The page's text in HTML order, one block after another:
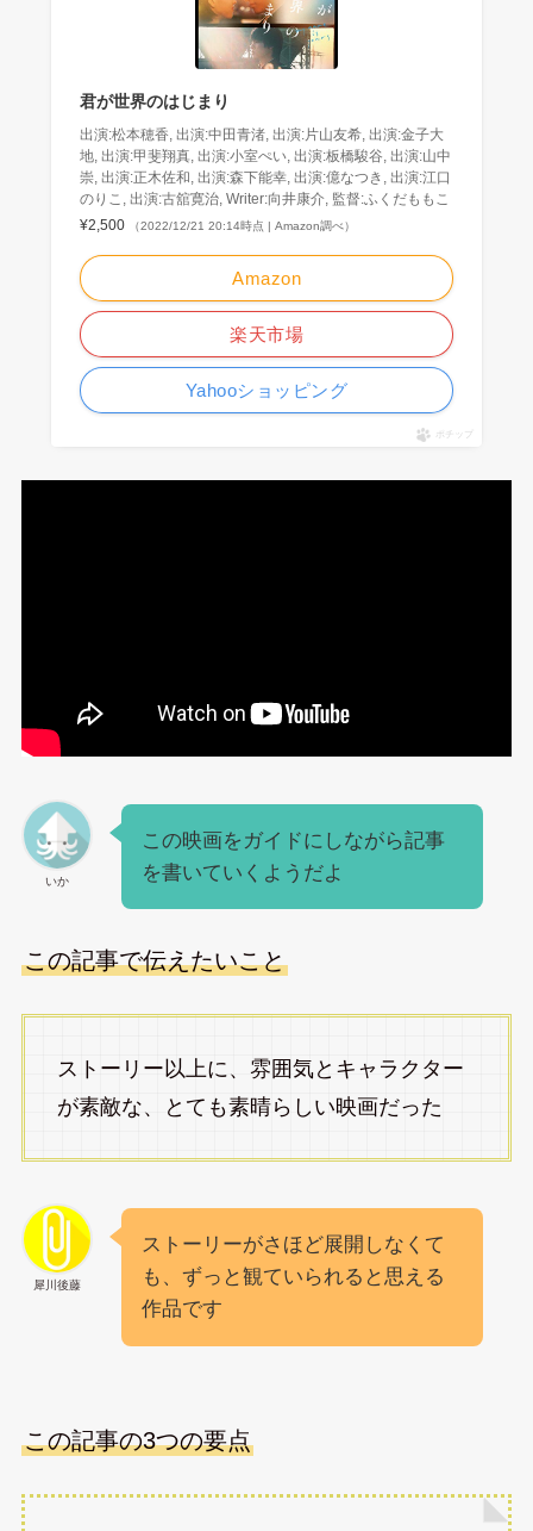
君が世界のはじまり
出演:松本穂香, 出演:中田青渚, 出演:片山友希, 出演:金子大
地, 出演:甲斐翔真, 出演:小室ぺい, 出演:板橋駿谷, 出演:山中
崇, 出演:正木佐和, 出演:森下能幸, 出演:億なつき, 出演:江口
のりこ, 出演:古舘寛治, Writer:向井康介, 監督:ふくだももこ
¥2,500
（2022/12/21 20:14時点 | Amazon調べ）
Amazon
楽天市場
Yahooショッピング
ポチップ
いか
この映画をガイドにしながら記事
を書いていくようだよ
この記事で伝えたいこと
ストーリー以上に、雰囲気とキャラクター
が素敵な、とても素晴らしい映画だった
犀川後藤
ストーリーがさほど展開しなくて
も、ずっと観ていられると思える
作品です
この記事の3つの要点